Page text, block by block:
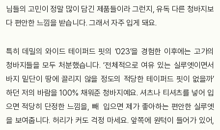
님들의 고민이 정말 많이 담긴 제품들이라 그런지, 유독 다른 청바지보
다 편안한 느낌을 받습니다. 그래서 자주 입게 돼요.
특히 데밀의 와이드 테이퍼드 핏의 ‘023’을 경험한 이후에는 고가의
청바지들을 모두 처분했습니다. ‘전체적으로 여유 있는 실루엣이면서
바지 밑단이 땅에 끌리지 않을 정도의 적당한 테이퍼드 핏이 없을까’
하던 저의 바람을 100% 채워준 청바지예요. 셔츠나 티셔츠를 넣어 입
으면 적당히 단정한 느낌을, 빼 입으면 제가 좋아하는 편안한 실루엣
을 보여줍니다. 허리가 커도 걱정 마세요. 앞쪽에 원턱이 들어가 있어,